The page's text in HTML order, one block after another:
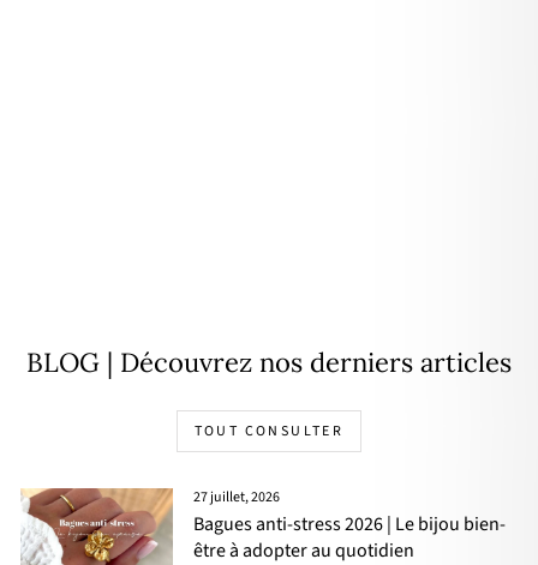
BLOG | Découvrez nos derniers articles
TOUT CONSULTER
27 juillet, 2026
Bagues anti-stress 2026 | Le bijou bien-
être à adopter au quotidien